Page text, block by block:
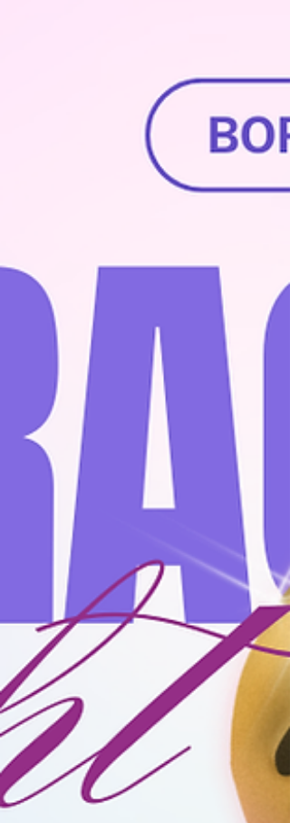
인 노래방이 아닌 유흥주점 형태 로 운영되기도
면적으로는 노래방으로 보이지만 사실상 성매
등 불법 요소가 개입될 수 있어 법적·안전 문제가
큽니다. 📌 2. 강남의 노래방